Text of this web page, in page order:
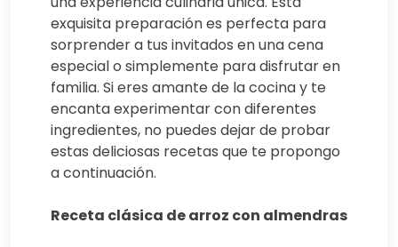
exquisita preparación es perfecta para
sorprender a tus invitados en una cena
especial o simplemente para disfrutar en
familia. Si eres amante de la cocina y te
encanta experimentar con diferentes
ingredientes, no puedes dejar de probar
estas deliciosas recetas que te propongo
a continuación.
Receta clásica de arroz con almendras